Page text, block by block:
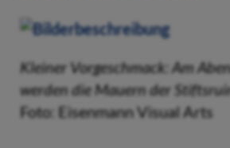
Kleiner Vorgeschmack: Am
werden die Mauern der
Foto: Eisenmann Visual Arts